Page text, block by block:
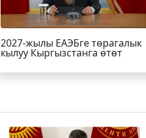
2027-жылы ЕАЭБге төрагалык
кылуу Кыргызстанга өтөт